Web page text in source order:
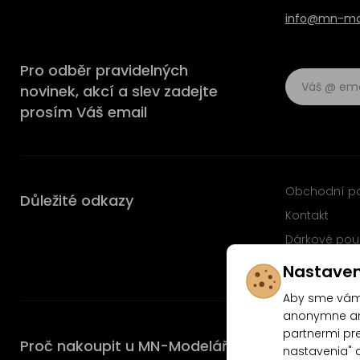
info@mn-
Pro odběr pravidelných
novinek, akcí a slev zadejte
prosím Váš email
Důležité odkazy Obchodní
Kontakt
Dárkové
Časté dotazy
Proč nakoupit u MN-Modelář.cz
Aby sme
anonymne
partnermi
nastavenia"